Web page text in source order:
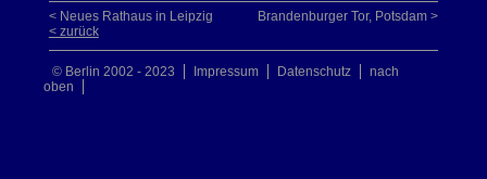
Brandenburger Tor, Potsdam >
< Neues Rathaus in Leipzig
< zurück
© Berlin 2002 - 2023 Impressum Datenschutz
nach
oben